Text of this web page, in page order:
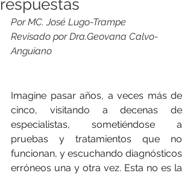
respuestas
Por MC. José Lugo-Trampe
Revisado por Dra.Geovana Calvo-
Anguiano
Imagine pasar años, a veces más de
cinco, visitando a decenas de
especialistas, sometiéndose a
pruebas y tratamientos que no
funcionan, y escuchando diagnósticos
erróneos una y otra vez. Esta no es la